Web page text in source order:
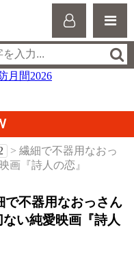
> 繊細で不器用なおっ
画『詩人の恋』
で不器用なおっさん
い純愛映画『詩人